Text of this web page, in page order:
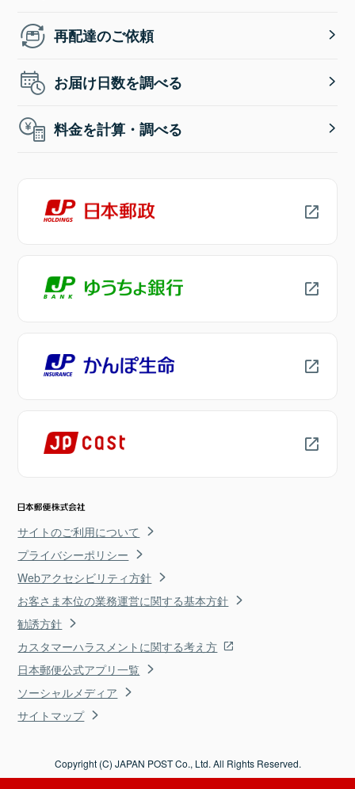
再配達のご依頼
お届け日数を調べる
料金を計算・調べる
サイトのご利用について
プライバシーポリシー
Webアクセシビリティ方針
お客さま本位の業務運営に関する基本方針
勧誘方針
カスタマーハラスメントに関する考え方
日本郵便公式アプリ一覧
ソーシャルメディア
サイトマップ
Copyright (C) JAPAN POST Co., Ltd. All Rights Reserved.